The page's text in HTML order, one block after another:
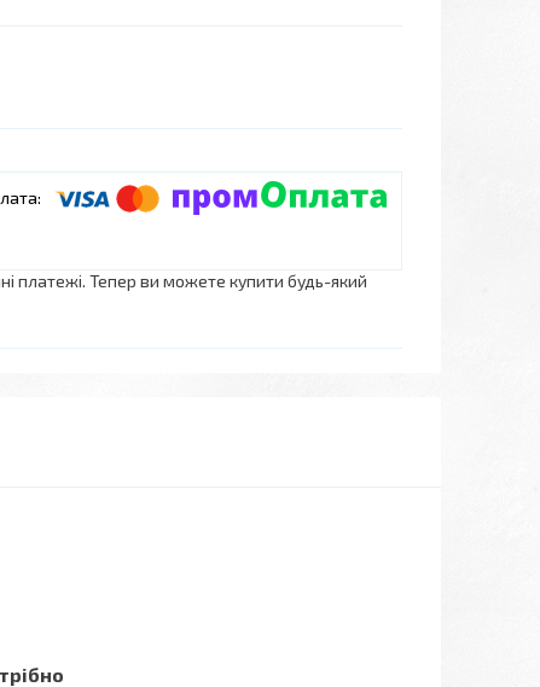
платежі. Тепер ви можете купити будь-який